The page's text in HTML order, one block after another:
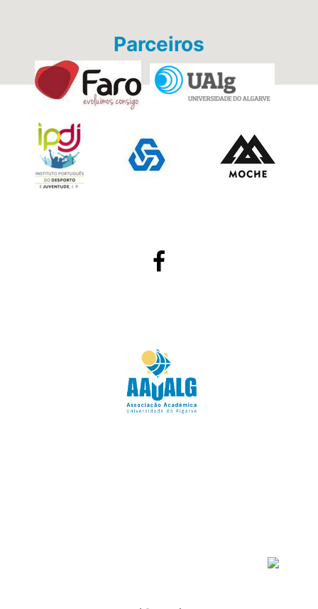
Parceiros